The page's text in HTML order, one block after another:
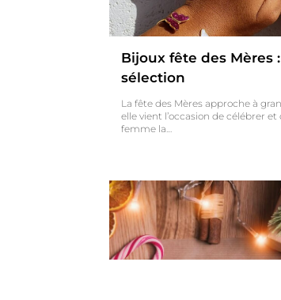
Bijoux fête des Mères
sélection
La fête des Mères approche à
elle vient l’occasion de célébrer et
femme la…